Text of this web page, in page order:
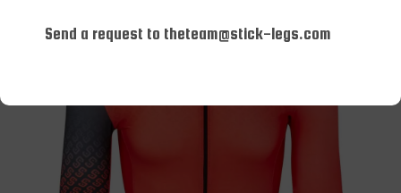
Send a request to theteam@stick-legs.com